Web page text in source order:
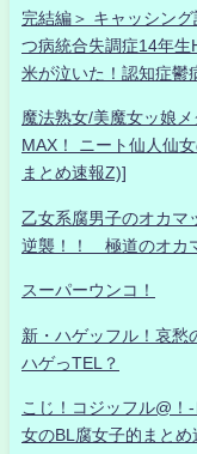
完結編＞ キャッシン
つ病統合失調症14年
米が泣いた！認知症鬱
魔法熟女/美魔女ッ娘
MAX！ ニート仙人仙
まとめ速報Z)]
乙女系腐男子のオカ
逆襲！！ 極道のオカ
スーパーウンコ！
新・ハゲッフル！哀愁
ハゲっTEL？
こじ！コジッフル@！
女のBL腐女子的まとめ